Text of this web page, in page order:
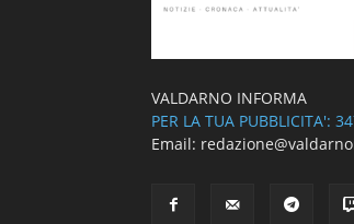
VALDARNO INFORMA
PER LA TUA PUBBLICITA':
Email: